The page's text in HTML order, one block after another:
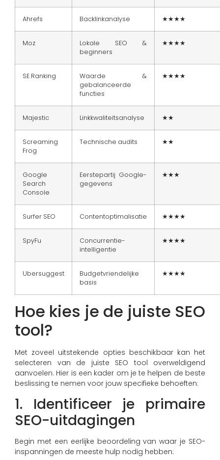
Ahrefs Backlinkanalyse ★★★★
Moz
Lokale SEO &
beginners
★★★★
SE Ranking
Waarde &
gebalanceerde
functies
★★★★
Majestic Linkkwaliteitsanalyse ★★
Screaming
Frog
Technische audits ★★
Google
Search
Console
Eerstepartij Google-
gegevens
★★★
Surfer SEO Contentoptimalisatie ★★★★
SpyFu
Concurrentie-
intelligentie
★★★★
Ubersuggest
Budgetvriendelijke
basis
★★★★
Hoe kies je de juiste SEO
tool?
Met zoveel uitstekende opties beschikbaar kan het
selecteren van de juiste SEO tool overweldigend
aanvoelen. Hier is een kader om je te helpen de beste
beslissing te nemen voor jouw specifieke behoeften:
1. Identificeer je primaire
SEO-uitdagingen
Begin met een eerlijke beoordeling van waar je SEO-
inspanningen de meeste hulp nodig hebben: